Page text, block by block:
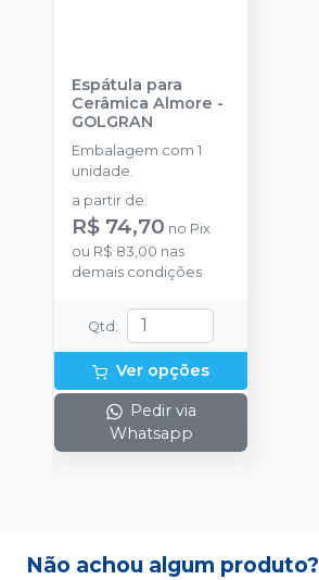
Espátula para
Cerâmica Almore -
GOLGRAN
Embalagem com 1
unidade.
a partir de:
R$ 74,70 no Pix
ou R$ 83,00 nas
demais condições
Qtd :
Ver opções
Pedir via
Whatsapp
Não achou algum produto?